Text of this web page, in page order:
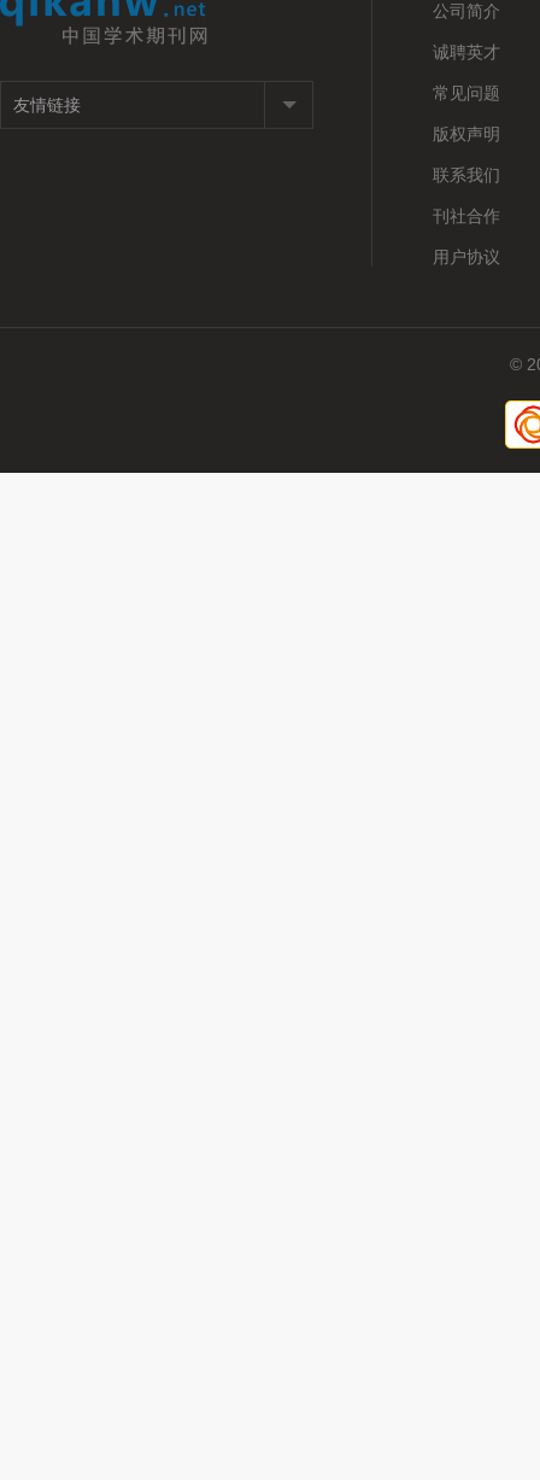
公司简介
诚聘英才
常见问题
版权声明
联系我们
刊社合作
用户协议
©